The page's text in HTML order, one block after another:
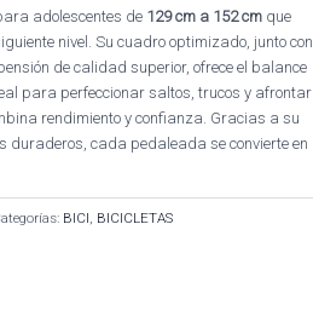
adolescentes de 129 cm a 152 cm que
nivel. Su cuadro optimizado, junto con
de calidad superior, ofrece el balance
para perfeccionar saltos, trucos y afrontar
rendimiento y confianza. Gracias a su
duraderos, cada pedaleada se convierte en
BICI, BICICLETAS